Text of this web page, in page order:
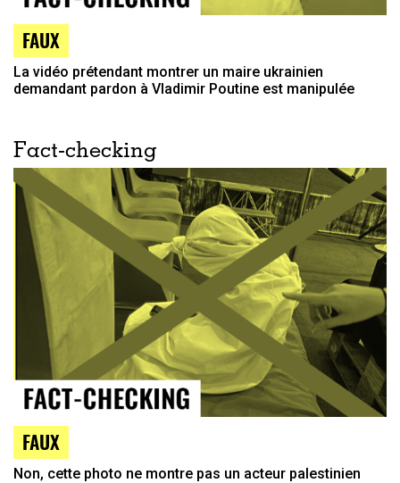
FAUX
La vidéo prétendant montrer un maire ukrainien
demandant pardon à Vladimir Poutine est manipulée
Fact-checking
FAUX
Non, cette photo ne montre pas un acteur palestinien